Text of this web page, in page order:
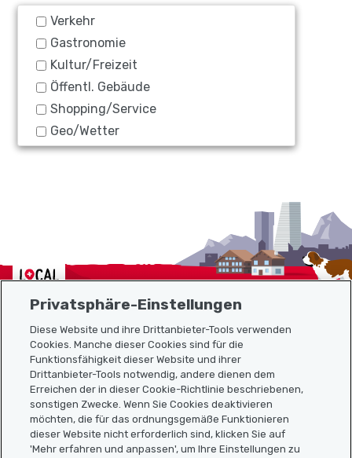
Verkehr
Gastronomie
Kultur/Freizeit
Öffentl. Gebäude
Shopping/Service
Geo/Wetter
Localcities
Sitemap
Nützliche Links
Localcities App herunterladen
Privatsphäre-Einstellungen
Diese Website und ihre Drittanbieter-Tools verwenden
Cookies. Manche dieser Cookies sind für die
Funktionsfähigkeit dieser Website und ihrer
Drittanbieter-Tools notwendig, andere dienen dem
Erreichen der in dieser Cookie-Richtlinie beschriebenen,
sonstigen Zwecke. Wenn Sie Cookies deaktivieren
möchten, die für das ordnungsgemäße Funktionieren
dieser Website nicht erforderlich sind, klicken Sie auf
'Mehr erfahren und anpassen', um Ihre Einstellungen zu